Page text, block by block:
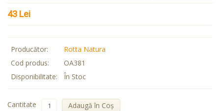
43 Lei
Producător:
Rotta Natura
Cod produs:
OA381
Disponibilitate:
În Stoc
Cantitate Adaugă în Coş